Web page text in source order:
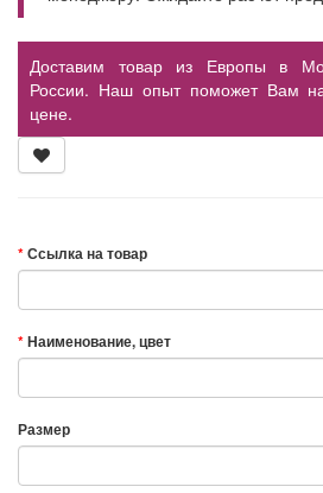
Доставим товар из Европы в
России. Наш опыт поможет Вам
цене.
Ссылка на товар
Наименование, цвет
Размер